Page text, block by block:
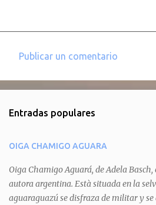
e
t
a
r
i
Publicar un comentario
Entradas populares
OIGA CHAMIGO AGUARA
Oiga Chamigo Aguará, de Adela
autora argentina. Està situada en la
aguaraguazú se disfraza de militar y